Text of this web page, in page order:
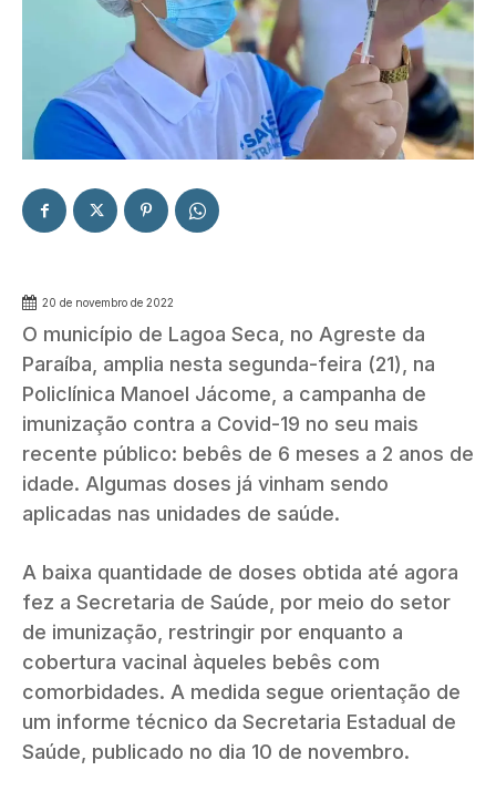
20 de novembro de 2022
O município de Lagoa Seca, no Agreste da
Paraíba, amplia nesta segunda-feira (21), na
Policlínica Manoel Jácome, a campanha de
imunização contra a Covid-19 no seu mais
recente público: bebês de 6 meses a 2 anos de
idade. Algumas doses já vinham sendo
aplicadas nas unidades de saúde.
A baixa quantidade de doses obtida até agora
fez a Secretaria de Saúde, por meio do setor
de imunização, restringir por enquanto a
cobertura vacinal àqueles bebês com
comorbidades. A medida segue orientação de
um informe técnico da Secretaria Estadual de
Saúde, publicado no dia 10 de novembro.